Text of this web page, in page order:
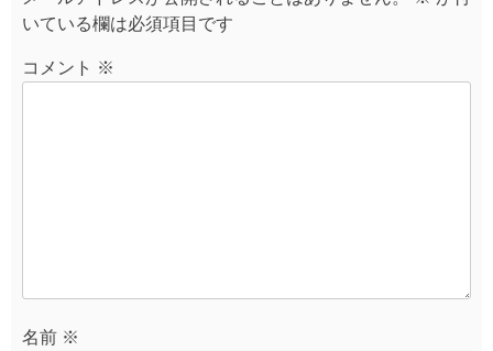
ゲ
ー
シ
ョ
いている欄は必須項目です
コメント ※
名前 ※